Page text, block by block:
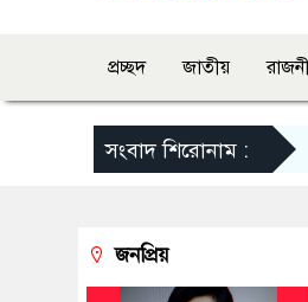
প্রচ্ছদ জাতীয়
সংবাদ শিরোনাম :
জনপ্রিয়